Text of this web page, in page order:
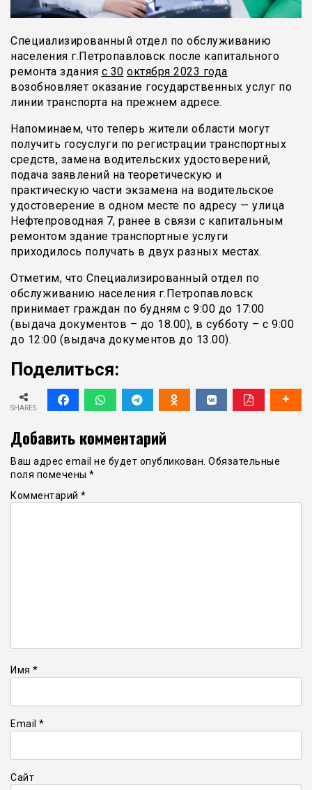
Специализированный отдел по обслуживанию
населения г.Петропавловск после капитального
ремонта здания с 30 октября 2023 года
возобновляет оказание государственных услуг по
линии транспорта на прежнем адресе.
Напоминаем, что теперь жители области могут
получить госуслуги по регистрации транспортных
средств, замена водительских удостоверений,
подача заявлений на теоретическую и
практическую части экзамена на водительское
удостоверение в одном месте по адресу — улица
Нефтепроводная 7, ранее в связи с капитальным
ремонтом здание транспортные услуги
приходилось получать в двух разных местах.
Отметим, что Специализированный отдел по
обслуживанию населения г.Петропавловск
принимает граждан по будням с 9:00 до 17:00
(выдача документов – до 18.00), в субботу – с 9:00
до 12:00 (выдача документов до 13.00).
Поделиться:
SHARES
Добавить комментарий
Ваш адрес email не будет опубликован. Обязательные
поля помечены *
Комментарий *
Имя *
Email *
Сайт